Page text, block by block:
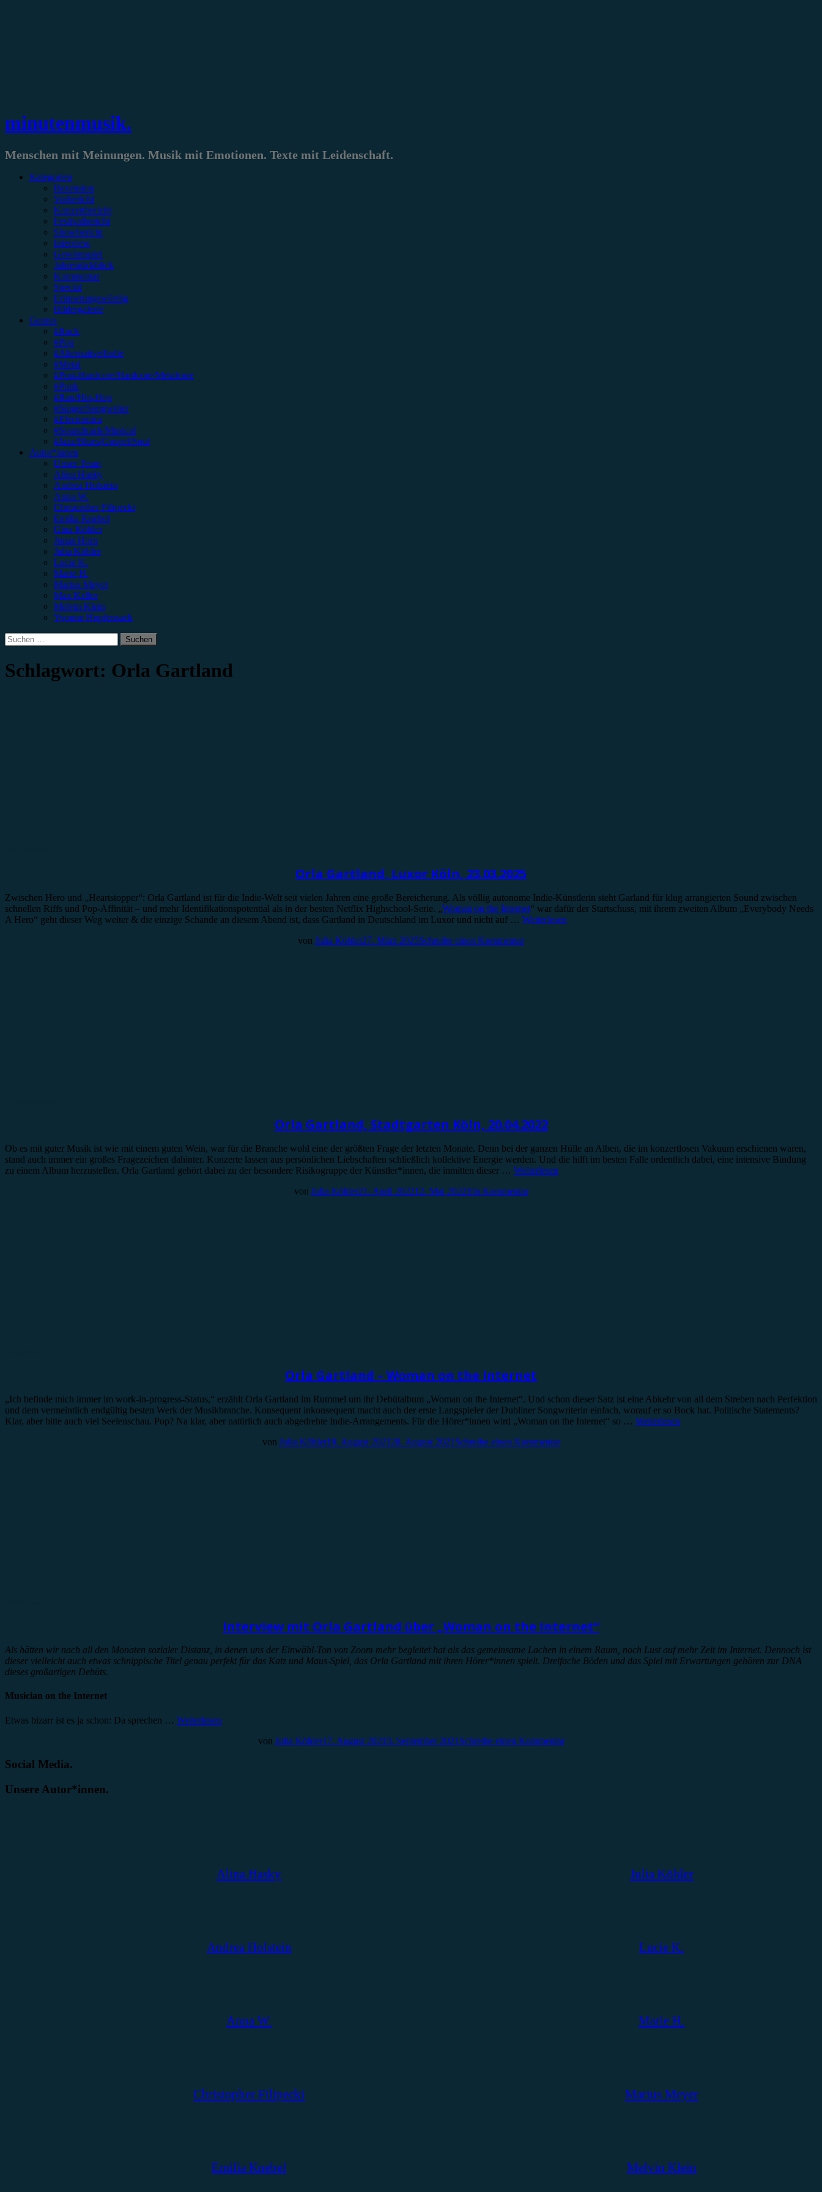
minutenmusik.
Menschen mit Meinungen. Musik mit Emotionen. Texte mit Leidenschaft.
Kategorien
Rezension
Vorbericht
Konzertbericht
Festivalbericht
Showbericht
Interview
Gewinnspiel
Jahresrückblick
Kommentar
Special
Erinnerungswürdig
Bildergalerie
Genres
#Rock
#Pop
#Alternative/Indie
#Metal
#Post-Hardcore/Hardcore/Metalcore
#Punk
#Rap/Hip-Hop
#Singer/Songwriter
#Electronica
#Soundtrack/Musical
#Jazz/Blues/Gospel/Soul
Autor*innen
Unser Team
Alina Hasky
Andrea Holstein
Anna W.
Christopher Filipecki
Emilia Knebel
Gina Köhler
Jonas Horn
Julia Köhler
Lucie K.
Marie H.
Marius Meyer
Max Keller
Melvin Klein
Yvonne Hopfensack
Suchen
nach:
Schlagwort: Orla Gartland
Orla Gartland, Luxor Köln, 23.03.2025
Zwischen Hero und „Heartstopper“: Orla Gartland ist für die Indie-Welt seit vielen Jahren eine große Bereicherung. Als völlig autonome Indie-Künstlerin steht Garland für klug arrangierten Sound zwischen
schnellen Riffs und Pop-Affinität – und mehr Identifikationspotential als in der besten Netflix Highschool-Serie. „Woman on the Internet“ war dafür der Startschuss, mit ihrem zweiten Album „Everybody Needs
A Hero“ geht dieser Weg weiter & die einzige Schande an diesem Abend ist, dass Gartland in Deutschland im Luxor und nicht auf … Weiterlesen
von Julia Köhler27. März 2025Schreibe einen Kommentar
Orla Gartland, Stadtgarten Köln, 20.04.2022
Ob es mit guter Musik ist wie mit einem guten Wein, war für die Branche wohl eine der größten Frage der letzten Monate. Denn bei der ganzen Hülle an Alben, die im konzertlosen Vakuum erschienen waren,
stand auch immer ein großes Fragezeichen dahinter. Konzerte lassen aus persönlichen Liebschaften schließlich kollektive Energie werden. Und die hilft im besten Falle ordentlich dabei, eine intensive Bindung
zu einem Album herzustellen. Orla Gartland gehört dabei zu der besondere Risikogruppe der Künstler*innen, die inmitten dieser … Weiterlesen
von Julia Köhler21. April 202212. Mai 2022Ein Kommentar
Orla Gartland – Woman on the Internet
„Ich befinde mich immer im work-in-progress-Status,“ erzählt Orla Gartland im Rummel um ihr Debütalbum „Woman on the Internet“. Und schon dieser Satz ist eine Abkehr von all dem Streben nach Perfektion
und dem vermeintlich endgültig besten Werk der Musikbranche. Konsequent inkonsequent macht auch der erste Langspieler der Dubliner Songwriterin einfach, worauf er so Bock hat. Politische Statements?
Klar, aber bitte auch viel Seelenschau. Pop? Na klar, aber natürlich auch abgedrehte Indie-Arrangements. Für die Hörer*innen wird „Woman on the Internet“ so … Weiterlesen
von Julia Köhler19. August 2021 28. August 2021 Schreibe einen Kommentar
Interview mit Orla Gartland über „Woman on the Internet“
Als hätten wir nach all den Monaten sozialer Distanz, in denen uns der Einwähl-Ton von Zoom mehr begleitet hat als das gemeinsame Lachen in einem Raum, noch Lust auf mehr Zeit im Internet. Dennoch ist
dieser vielleicht auch etwas schnippische Titel genau perfekt für das Katz und Maus-Spiel, das Orla Gartland mit ihren Hörer*innen spielt. Dreifache Böden und das Spiel mit Erwartungen gehören zur DNA
dieses großartigen Debüts.
Musician on the Internet
Etwas bizarr ist es ja schon: Da sprechen … Weiterlesen
von Julia Köhler17. August 20213. September 2021 Schreibe einen Kommentar
Social Media.
Unsere Autor*innen.
Alina Hasky
Andrea Holstein
Anna W.
Christopher Filipecki
Emilia Knebel
Julia Köhler
Lucie K.
Marie H.
Marius Meyer
Melvin Klein